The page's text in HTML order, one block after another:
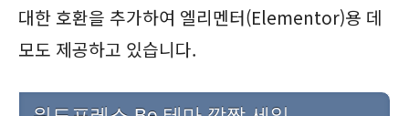
대한 호환을 추가하여 엘리멘터(Elementor)용 데
모도 제공하고 있습니다.